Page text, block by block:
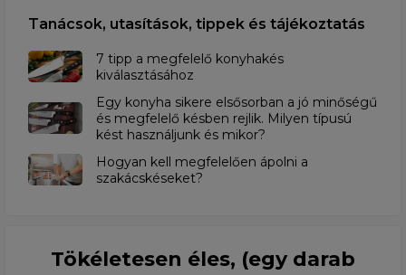
Tanácsok, utasítások, tippek és tájékoztatás
7 tipp a megfelelő konyhakés
kiválasztásához
Egy konyha sikere elsősorban a jó minőségű
és megfelelő késben rejlik. Milyen típusú
kést használjunk és mikor?
Hogyan kell megfelelően ápolni a
szakácskéseket?
Tökéletesen éles, (egy darab